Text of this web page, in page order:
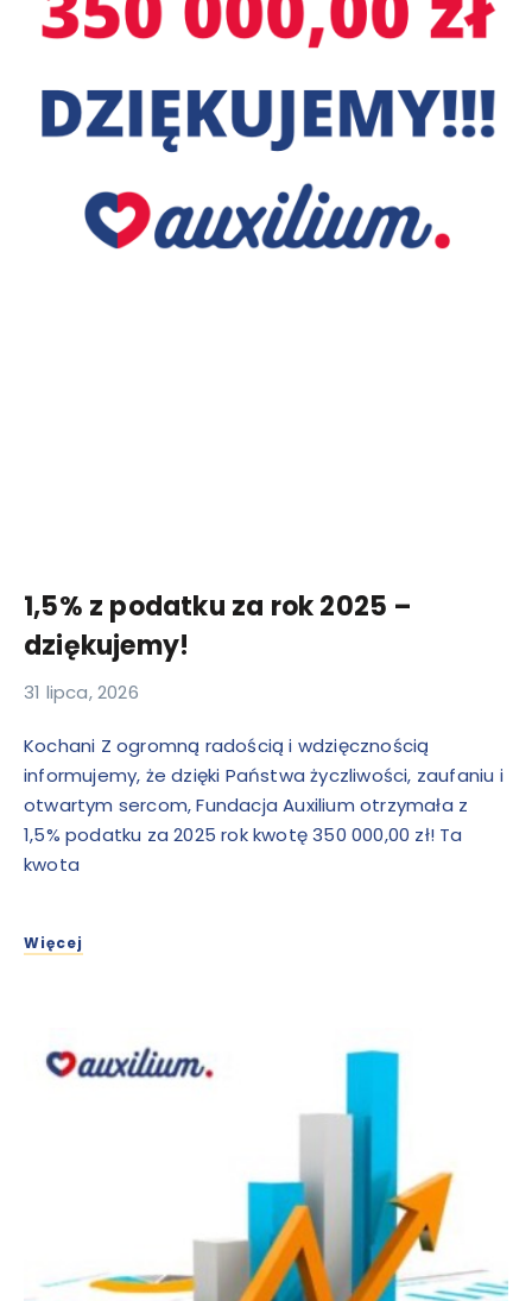
1,5% z podatku za rok 2025 –
dziękujemy!
31 lipca, 2026
Kochani Z ogromną radością i wdzięcznością
informujemy, że dzięki Państwa życzliwości, zaufaniu i
otwartym sercom, Fundacja Auxilium otrzymała z
1,5% podatku za 2025 rok kwotę 350 000,00 zł! Ta
kwota
Więcej